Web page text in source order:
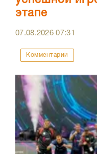
этапе
07.08.202607:31
Комментарии